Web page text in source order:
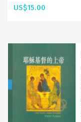
US$15.00